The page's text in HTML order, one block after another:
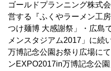
ゴールドプランニング株式
営する『ふくやラーメン工
つけ麺博 大感謝祭」・広島
メンスタジアム2017」に続
万博記念公園お祭り広場に
ンEXPO2017in万博記念公